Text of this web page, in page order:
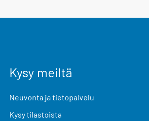
Kysy meiltä
Neuvonta ja tietopalvelu
Kysy tilastoista